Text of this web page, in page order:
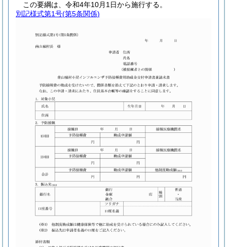
この要綱は、令和4年10月1日から施行する。
別記様式第1号(第5条関係)